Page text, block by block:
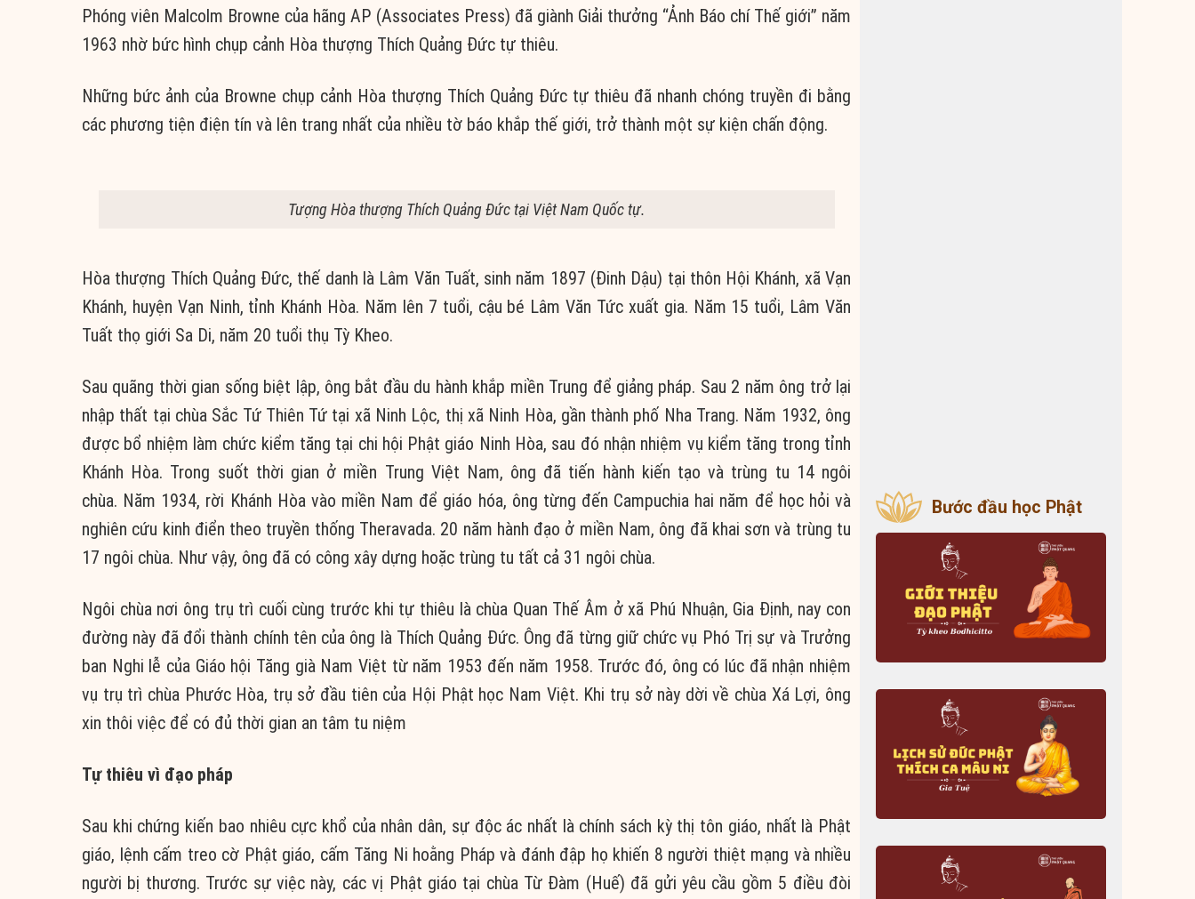
Phóng viên Malcolm Browne của hãng AP (Associates Press) đã giành Giải thưởng “Ảnh Báo chí Thế giới” năm
1963 nhờ bức hình chụp cảnh Hòa thượng Thích Quảng Đức tự thiêu.
Những bức ảnh của Browne chụp cảnh Hòa thượng Thích Quảng Đức tự thiêu đã nhanh chóng truyền đi bằng
các phương tiện điện tín và lên trang nhất của nhiều tờ báo khắp thế giới, trở thành một sự kiện chấn động.
Tượng Hòa thượng Thích Quảng Đức tại Việt Nam Quốc tự.
Hòa thượng Thích Quảng Đức, thế danh là Lâm Văn Tuất, sinh năm 1897 (Đinh Dậu) tại thôn Hội Khánh, xã Vạn
Khánh, huyện Vạn Ninh, tỉnh Khánh Hòa. Năm lên 7 tuổi, cậu bé Lâm Văn Tức xuất gia. Năm 15 tuổi, Lâm Văn
Tuất thọ giới Sa Di, năm 20 tuổi thụ Tỳ Kheo.
Sau quãng thời gian sống biệt lập, ông bắt đầu du hành khắp miền Trung để giảng pháp. Sau 2 năm ông trở lại
nhập thất tại chùa Sắc Tứ Thiên Tứ tại xã Ninh Lộc, thị xã Ninh Hòa, gần thành phố Nha Trang. Năm 1932, ông
được bổ nhiệm làm chức kiểm tăng tại chi hội Phật giáo Ninh Hòa, sau đó nhận nhiệm vụ kiểm tăng trong tỉnh
Khánh Hòa. Trong suốt thời gian ở miền Trung Việt Nam, ông đã tiến hành kiến tạo và trùng tu 14 ngôi
chùa. Năm 1934, rời Khánh Hòa vào miền Nam để giáo hóa, ông từng đến Campuchia hai năm để học hỏi và
nghiên cứu kinh điển theo truyền thống Theravada. 20 năm hành đạo ở miền Nam, ông đã khai sơn và trùng tu
17 ngôi chùa. Như vậy, ông đã có công xây dựng hoặc trùng tu tất cả 31 ngôi chùa.
Ngôi chùa nơi ông trụ trì cuối cùng trước khi tự thiêu là chùa Quan Thế Âm ở xã Phú Nhuận, Gia Định, nay con
đường này đã đổi thành chính tên của ông là Thích Quảng Đức. Ông đã từng giữ chức vụ Phó Trị sự và Trưởng
ban Nghi lễ của Giáo hội Tăng già Nam Việt từ năm 1953 đến năm 1958. Trước đó, ông có lúc đã nhận nhiệm
vụ trụ trì chùa Phước Hòa, trụ sở đầu tiên của Hội Phật học Nam Việt. Khi trụ sở này dời về chùa Xá Lợi, ông
xin thôi việc để có đủ thời gian an tâm tu niệm
Tự thiêu vì đạo pháp
Sau khi chứng kiến bao nhiêu cực khổ của nhân dân, sự độc ác nhất là chính sách kỳ thị tôn giáo, nhất là Phật
giáo, lệnh cấm treo cờ Phật giáo, cấm Tăng Ni hoằng Pháp và đánh đập họ khiến 8 người thiệt mạng và nhiều
người bị thương. Trước sự việc này, các vị Phật giáo tại chùa Từ Đàm (Huế) đã gửi yêu cầu gồm 5 điều đòi
Bước đầu học Phật